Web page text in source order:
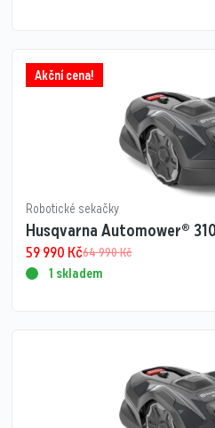
Akční cena!
Robotické sekačky
Husqvarna Automower®
64 990Kč
59 990 Kč
1 skladem